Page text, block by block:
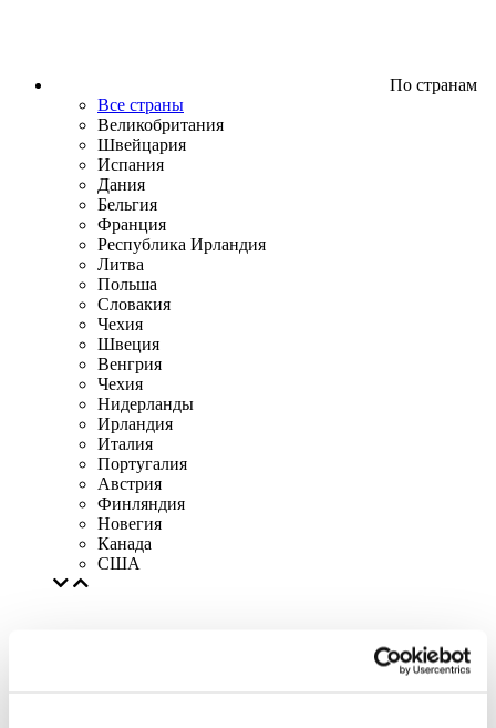
По странам
Все страны
Великобритания
Швейцария
Испания
Дания
Бельгия
Франция
Республика Ирландия
Литва
Польша
Словакия
Чехия
Швеция
Венгрия
Чехия
Нидерланды
Ирландия
Италия
Португалия
Австрия
Финляндия
Новегия
Канада
США